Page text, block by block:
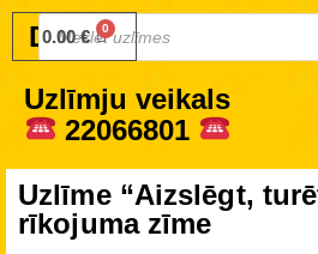
Druku.lv
0.00€
Uzlīmju veikals
22066801
Uzlīme “Aizslēgt,
rīkojuma zīme